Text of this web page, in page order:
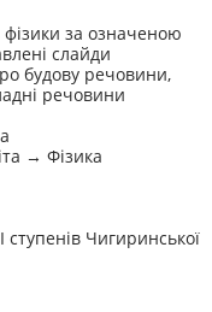
фізики за означеною
слайди
будову речовини,
речовини
→ Фізика
ступенів Чигиринської